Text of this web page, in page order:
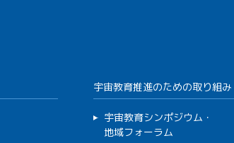
宇宙教育推進のための取り組み
宇宙教育シンポジウム・
地域フォーラム